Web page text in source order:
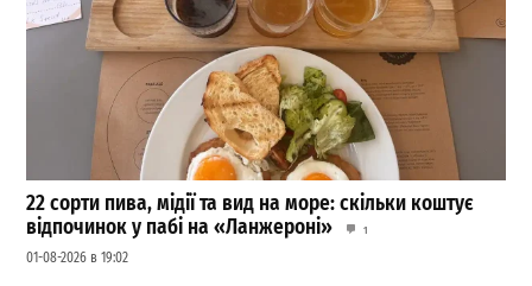
22 сорти пива, мідії та вид на море: скільки коштує
відпочинок у пабі на «Ланжероні»
1
01-08-2026 в 19:02